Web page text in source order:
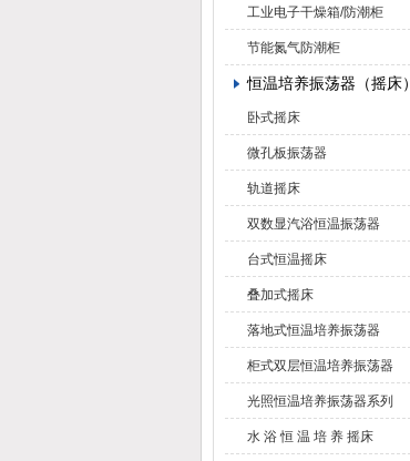
工业电子干燥箱/防潮柜
节能氮气防潮柜
恒温培养振荡器（摇床）
卧式摇床
微孔板振荡器
轨道摇床
双数显汽浴恒温振荡器
台式恒温摇床
叠加式摇床
落地式恒温培养振荡器
柜式双层恒温培养振荡器
光照恒温培养振荡器系列
水 浴 恒 温 培 养 摇床